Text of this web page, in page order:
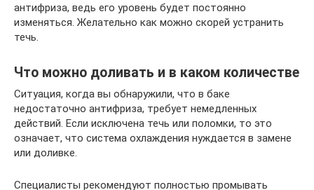
антифриза, ведь его уровень будет постоянно
изменяться. Желательно как можно скорей устранить
течь.
Что можно доливать и в каком количестве
Ситуация, когда вы обнаружили, что в баке
недостаточно антифриза, требует немедленных
действий. Если исключена течь или поломки, то это
означает, что система охлаждения нуждается в замене
или доливке.
Специалисты рекомендуют полностью промывать